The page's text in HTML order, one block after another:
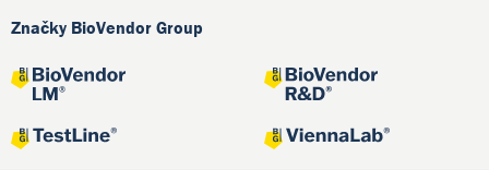
Značky BioVendor Group